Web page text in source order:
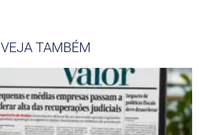
VEJA TAMBÉM